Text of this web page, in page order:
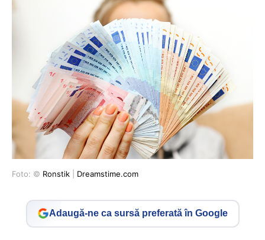
Foto: © Ronstik Dreamstime.com
Adaugă-ne ca sursă preferată în Google